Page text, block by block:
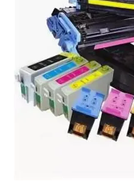
Мој профил
Рекламации и замена на
Сите производи
Услови за користење